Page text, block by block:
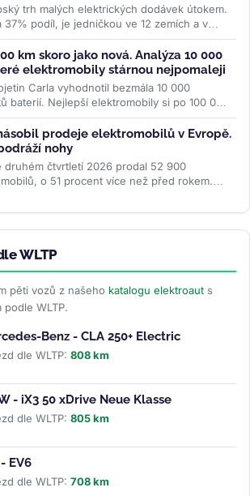
trh malých elektrických dodávek útokem.
37% podíl, je jedničkou ve 12 zemích a v
km skoro jako nová. Analýza 10 000
elektromobily stárnou nejpomaleji
Carla vyhodnotil bezmála 10 000
baterií. Nejlepší elektromobily si po 100 000
prodeje elektromobilů v Evropě.
nohy
druhém čtvrtletí 2026 prodal 52 900
o 51 procent více než před rokem.
WLTP
pěti vozů z našeho katalogu elektroaut s
WLTP.
Benz - CLA 250+ Electric
dle WLTP: 808 km
- iX3 50 xDrive Neue Klasse
dle WLTP: 805 km
EV6
dle WLTP: 708 km